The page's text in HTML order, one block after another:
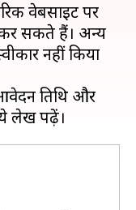
वेबसाइट पर
सकते हैं। अन्य
नहीं किया
तिथि और